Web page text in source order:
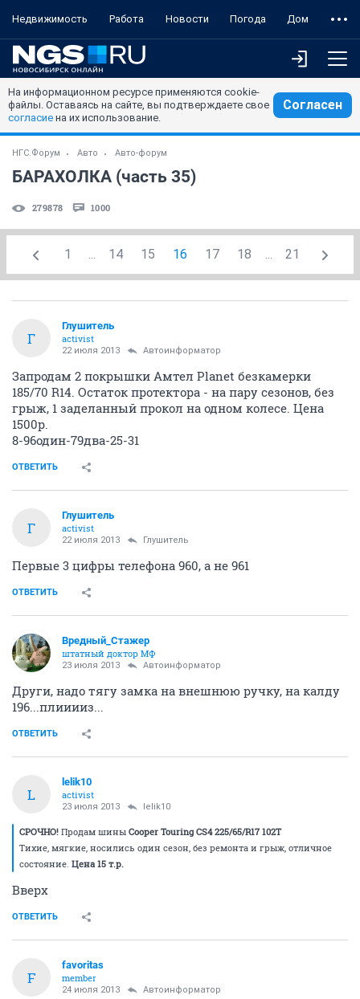
Недвижимость Работа Новости Погода Дом
На информационном ресурсе применяются cookie-
файлы. Оставаясь на сайте, вы подтверждаете свое
согласие на их использование.
Согласен
НГС.Форум Авто Авто-форум
БАРАХОЛКА (часть 35)
279878 1000
1 ... 14 15 16 17 18 ... 21
Г
Глушитель
activist
22 июля 2013 Автоинформатор
Запродам 2 покрышки Амтел Planet безкамерки
185/70 R14. Остаток протектора - на пару сезонов, без
грыж, 1 заделанный прокол на одном колесе. Цена
1500р.
8-96один-79два-25-31
ОТВЕТИТЬ
Г
Глушитель
activist
22 июля 2013 Глушитель
Первые 3 цифры телефона 960, а не 961
ОТВЕТИТЬ
Вредный_Стажер
штатный доктор МФ
23 июля 2013 Автоинформатор
Други, надо тягу замка на внешнюю ручку, на калду
196...плииииз...
ОТВЕТИТЬ
L
lelik10
activist
23 июля 2013 lelik10
СРОЧНО! Продам шины Cooper Touring CS4 225/65/R17 102T
Тихие, мягкие, носились один сезон, без ремонта и грыж, отличное
состояние. Цена 15 т.р.
Вверх
ОТВЕТИТЬ
F
favoritas
member
24 июля 2013 Автоинформатор